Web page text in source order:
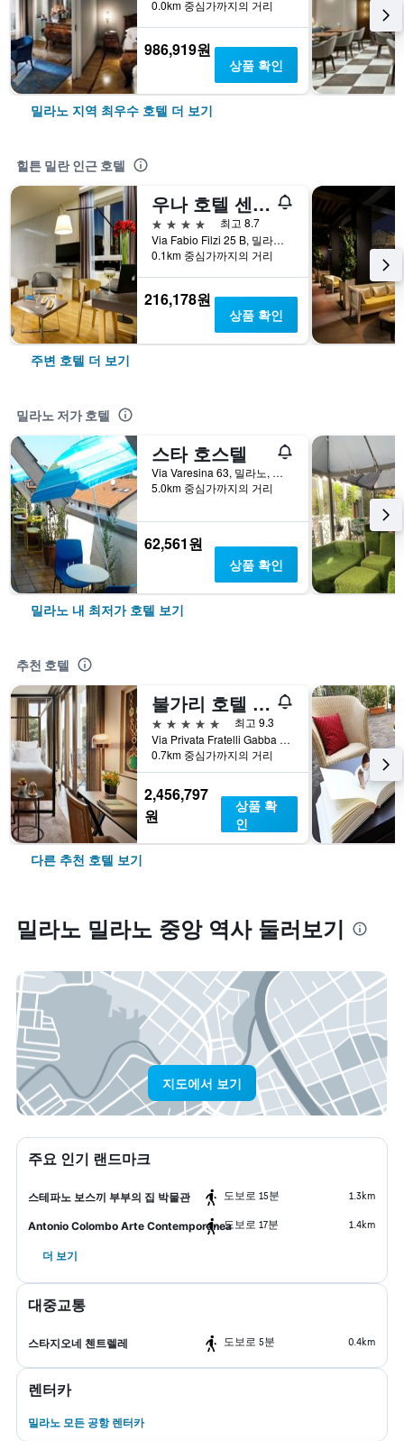
0.0km 중심가까지의 거리
986,919원
상품 확인
밀라노 지역 최우수 호텔 더 보기
힐튼 밀란 인근 호텔
우나 호텔 센추리 밀라노
4성급
최고 8.7
Via Fabio Filzi 25 B, 밀라노, 밀라노현, 이탈리아
0.1km 중심가까지의 거리
216,178원
상품 확인
주변 호텔 더 보기
밀라노 저가 호텔
스타 호스텔
Via Varesina 63, 밀라노, 밀라노현, 이탈리아
5.0km 중심가까지의 거리
62,561원
상품 확인
밀라노 내 최저가 호텔 보기
추천 호텔
불가리 호텔 밀라노
5성급
최고 9.3
Via Privata Fratelli Gabba 7b, 밀라노, 밀라노현, 이탈리아
0.7km 중심가까지의 거리
2,456,797
원
상품 확
인
다른 추천 호텔 보기
밀라노 밀라노 중앙 역사 둘러보기
지도에서 보기
주요 인기 랜드마크
스테파노 보스끼 부부의 집 박물관 도보로 15분 1.3km
Antonio Colombo Arte Contemporanea도보로 17분 1.4km
더 보기
대중교통
스타지오네 첸트렐레 도보로 5분 0.4km
렌터카
밀라노 모든 공항 렌터카